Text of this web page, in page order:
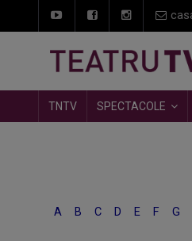
TNTV SPECTACOLE
A B C D E F G